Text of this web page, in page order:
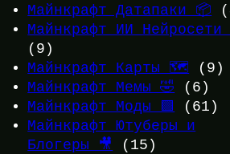
Майнкрафт Датапаки 📦
Майнкрафт ИИ Нейросети
(9)
Майнкрафт Карты 🗺️ (9)
Майнкрафт Мемы 🤣 (6)
Майнкрафт Моды 🟩
(61)
Майнкрафт Ютуберы и
Блогеры 🎥
(15)